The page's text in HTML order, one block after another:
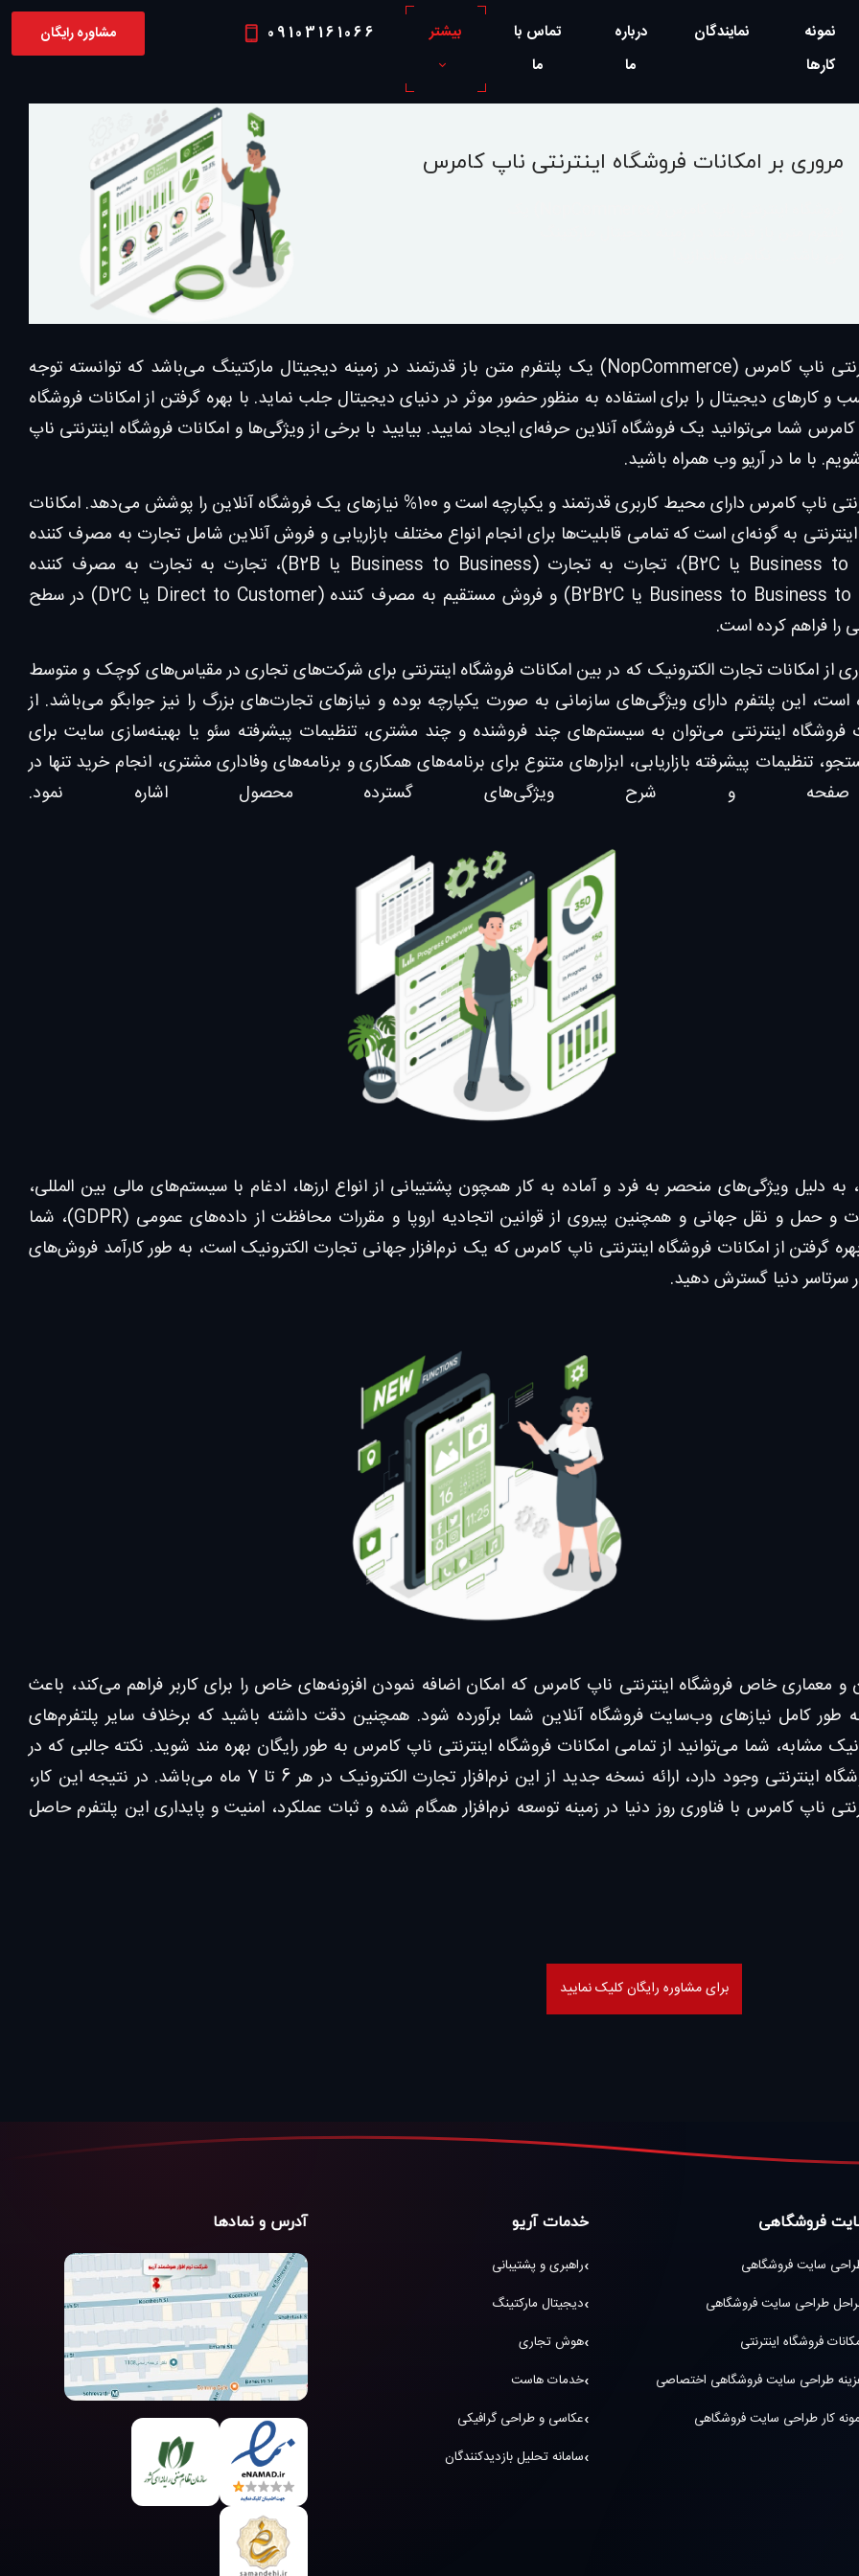
مشاوره رایگان P 09103161066
نمونه
کارها
نمایندگان
درباره
ما
تماس با
ما
بیشتر
مروری بر امکانات فروشگاه اینترنتی ناپ کامرس
فروشگاه اینترنتی ناپ کامرس (NopCommerce) یک پلتفرم متن باز قدرتمند در زمینه دیجیتال مارکتینگ می‌باشد که توانسته توجه
و کارهای دیجیتال را برای استفاده به منظور حضور موثر در دنیای دیجیتال جلب نماید. با بهره گرفتن از امکانات فروشگاه
کامرس شما می‌توانید یک فروشگاه آنلاین حرفه‌ای ایجاد نمایید. بیایید با برخی از ویژگی‌ها و امکانات فروشگاه اینترنتی ناپ
با ما در آریو وب همراه باشید.
فروشگاه اینترنتی ناپ کامرس دارای محیط کاربری قدرتمند و یکپارچه است و 100% نیازهای یک فروشگاه آنلاین را پوشش می‌دهد. امکانات
به گونه‌ای است که تمامی قابلیت‌ها برای انجام انواع مختلف بازاریابی و فروش آنلاین شامل تجارت به مصرف کننده
(Business to Customer یا B2C)، تجارت به تجارت (Business to Business یا B2B)، تجارت به تجارت به مصرف کننده
(Business to Business to Customer یا B2B2C) و فروش مستقیم به مصرف کننده (Direct to Customer یا D2C) در سطح
را فراهم کرده است.
از امکانات تجارت الکترونیک که در بین امکانات فروشگاه اینترنتی برای شرکت‌های تجاری در مقیاس‌های کوچک و متوسط
این پلتفرم دارای ویژگی‌های سازمانی به صورت یکپارچه بوده و نیازهای تجارت‌های بزرگ را نیز جوابگو می‌باشد. از
فروشگاه اینترنتی می‌توان به سیستم‌های چند فروشنده و چند مشتری، تنظیمات پیشرفته سئو یا بهینه‌سازی سایت برای
تنظیمات پیشرفته بازاریابی، ابزارهای متنوع برای برنامه‌های همکاری و برنامه‌های وفاداری مشتری، انجام خرید تنها در
و شرح ویژگی‌های گسترده محصول اشاره نمود.
به دلیل ویژگی‌های منحصر به فرد و آماده به کار همچون پشتیبانی از انواع ارزها، ادغام با سیستم‌های مالی بین المللی،
خدمات مالیات و حمل و نقل جهانی و همچنین پیروی از قوانین اتجادیه اروپا و مقررات محافظت از داده‌های عمومی (GDPR)، شما
گرفتن از امکانات فروشگاه اینترنتی ناپ کامرس که یک نرم‌افزار جهانی تجارت الکترونیک است، به طور کارآمد فروش‌‌های
سرتاسر دنیا گسترش دهید.
و معماری خاص فروشگاه اینترنتی ناپ کامرس که امکان اضافه نمودن افزونه‌های خاص را برای کاربر فراهم می‌کند، باعث
طور کامل نیازهای وب‌سایت فروشگاه آنلاین شما برآورده شود. همچنین دقت داشته باشید که برخلاف سایر پلتفرم‌های
مشابه، شما می‌توانید از تمامی امکانات فروشگاه اینترنتی ناپ کامرس به طور رایگان بهره مند شوید. نکته جالبی که در
مورد این فروشگاه اینترنتی وجود دارد، ارائه نسخه جدید از این نرم‌افزار تجارت الکترونیک در هر 6 تا 7 ماه می‌باشد. در نتیجه این کار،
ناپ کامرس با فناوری روز دنیا در زمینه توسعه نرم‌افزار همگام شده و ثبات عملکرد، امنیت و پایداری این پلتفرم حاصل
برای مشاوره رایگان کلیک نمایید
فروشگاهی
سایت فروشگاهی
طراحی سایت فروشگاهی
فروشگاه اینترنتی
طراحی سایت فروشگاهی اختصاصی
کار طراحی سایت فروشگاهی
خدمات آریو
راهبری و پشتیبانی
دیجیتال مارکتینگ
هوش تجاری
خدمات هاست
عکاسی و طراحی گرافیکی
سامانه تحلیل بازدیدکنندگان
آدرس و نمادها